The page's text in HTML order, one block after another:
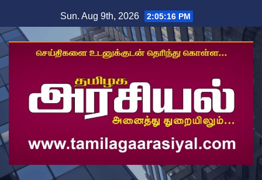
to
content
Sun. Aug 9th, 2026 2:05:17 PM